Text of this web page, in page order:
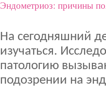
Эндометриоз: причины
На сегодняшний
изучаться.
патологию
подозрении на